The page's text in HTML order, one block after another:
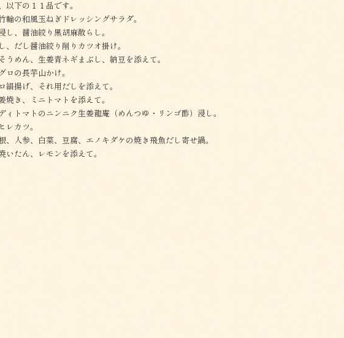
以下の１１品です。
輪の和風玉ねぎドレッシングサラダ。
し、醤油絞り黒胡麻散らし。
、だし醤油絞り削りカツオ掛け。
うめん、生姜青ネギまぶし、納豆を添えて。
ロの長芋山かけ。
絹揚げ、それ用だしを添えて。
焼き、ミニトマトを添えて。
ィトマトのニンニク生姜龍庵（めんつゆ・リンゴ酢）浸し。
レカツ。
、人参、白菜、豆腐、エノキダケの焼き飛魚だし寄せ鍋。
いたん、レモンを添えて。